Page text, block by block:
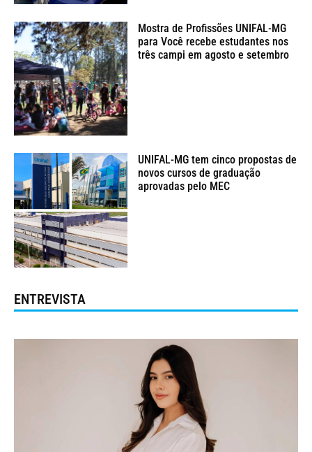
Mostra de Profissões UNIFAL-MG
para Você recebe estudantes nos
três campi em agosto e setembro
UNIFAL-MG tem cinco propostas de
novos cursos de graduação
aprovadas pelo MEC
ENTREVISTA